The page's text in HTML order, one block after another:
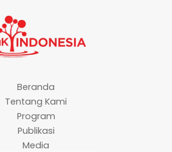
Beranda
Tentang Kami
Program
Publikasi
Media